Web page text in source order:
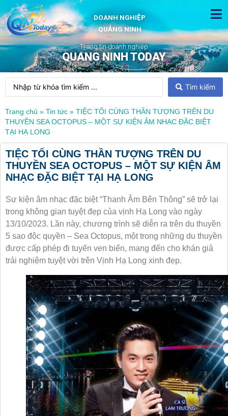
DOANH NGHIỆP
QUẢNG NINH
Trang tin doanh nghiệp
QUANG NINH TODAY
Tìm kiếm
Trang chủ » Tin tức » TIỆC TỐI CÙNG THẦN TƯỢNG TRÊN DU
THUYỀN SEA OCTOPUS – MỘT SỰ KIỆN ÂM NHẠC ĐẶC BIỆT
TẠI HẠ LONG
TIỆC TỐI CÙNG THẦN TƯỢNG TRÊN DU
THUYỀN SEA OCTOPUS – MỘT SỰ KIỆN ÂM
NHẠC ĐẶC BIỆT TẠI HẠ LONG
Sự kiện âm nhạc đặc biệt “Thanh Âm Bên Thông” sẽ trở lại
trong không gian tuyệt đẹp của vịnh Hạ Long vào ngày
13/10/2023. Lần này, chương trình sẽ diễn ra trên du thuyền
5 sao độc quyền – Sea Octopus, một trong những du thuyền
được cấp phép đi tuyến ven biển, mang đến cho khán giả
trải nghiệm tuyệt vời trên Vịnh Hạ Long xinh đẹp.